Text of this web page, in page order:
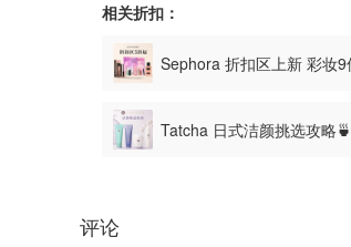
相关折扣：
Sephora 折扣区上新 彩妆
Tatcha 日式洁颜挑选攻略
评论